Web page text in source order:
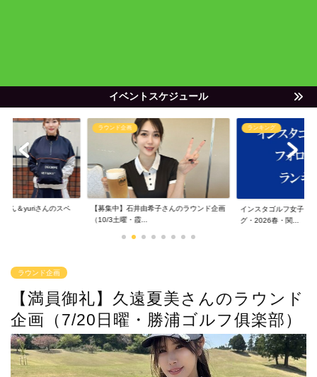
イベントスケジュール
ん＆yuriさんのスペ
ラウンド企画
【募集中】石井由希子さんのラウンド企画
（10/3土曜・霞...
ランキング
インスタゴルフ女子フ
グ・2026春・関...
ラウンド企画
【満員御礼】久遠夏美さんのラウンド
企画（7/20日曜・勝浦ゴルフ俱楽部）